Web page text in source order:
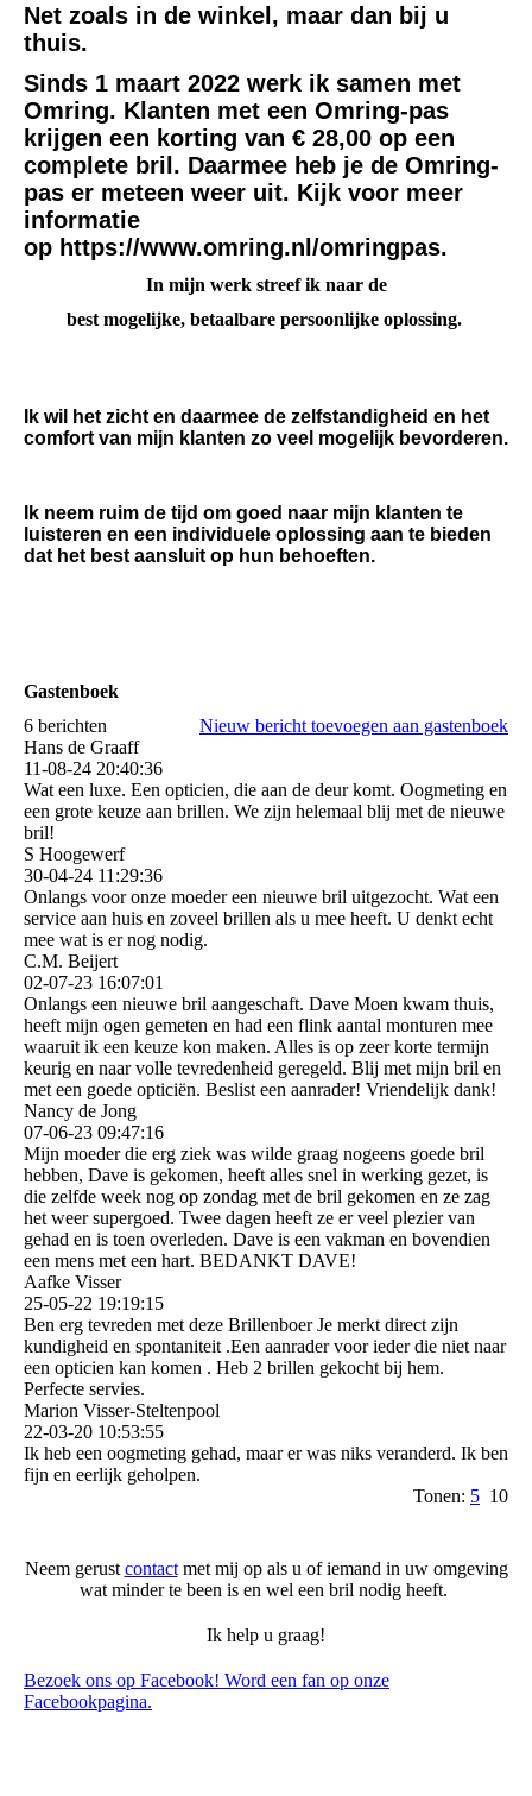
Net zoals in de winkel, maar dan bij u
thuis.
Sinds 1 maart 2022 werk ik samen met
Omring. Klanten met een Omring-pas
krijgen een korting van € 28,00 op een
complete bril. Daarmee heb je de Omring-
pas er meteen weer uit. Kijk voor meer
informatie
op https://www.omring.nl/omringpas.
In mijn werk streef ik naar de
best mogelijke, betaalbare persoonlijke oplossing.
Ik wil het zicht en daarmee de zelfstandigheid en het
comfort van mijn klanten zo veel mogelijk bevorderen.
Ik neem ruim de tijd om goed naar mijn klanten te
luisteren en een individuele oplossing aan te bieden
dat het best aansluit op hun behoeften.
Gastenboek
6 berichten
Nieuw bericht toevoegen aan gastenboek
Hans de Graaff
11-08-24 20:40:36
Wat een luxe. Een opticien, die aan de deur komt. Oogmeting en
een grote keuze aan brillen. We zijn helemaal blij met de nieuwe
bril!
S Hoogewerf
30-04-24 11:29:36
Onlangs voor onze moeder een nieuwe bril uitgezocht. Wat een
service aan huis en zoveel brillen als u mee heeft. U denkt echt
mee wat is er nog nodig.
C.M. Beijert
02-07-23 16:07:01
Onlangs een nieuwe bril aangeschaft. Dave Moen kwam thuis,
heeft mijn ogen gemeten en had een flink aantal monturen mee
waaruit ik een keuze kon maken. Alles is op zeer korte termijn
keurig en naar volle tevredenheid geregeld. Blij met mijn bril en
met een goede opticiën. Beslist een aanrader! Vriendelijk dank!
Nancy de Jong
07-06-23 09:47:16
Mijn moeder die erg ziek was wilde graag nogeens goede bril
hebben, Dave is gekomen, heeft alles snel in werking gezet, is
die zelfde week nog op zondag met de bril gekomen en ze zag
het weer supergoed. Twee dagen heeft ze er veel plezier van
gehad en is toen overleden. Dave is een vakman en bovendien
een mens met een hart. BEDANKT DAVE!
Aafke Visser
25-05-22 19:19:15
Ben erg tevreden met deze Brillenboer Je merkt direct zijn
kundigheid en spontaniteit .Een aanrader voor ieder die niet naar
een opticien kan komen . Heb 2 brillen gekocht bij hem.
Perfecte servies.
Marion Visser-Steltenpool
22-03-20 10:53:55
Ik heb een oogmeting gehad, maar er was niks veranderd. Ik ben
fijn en eerlijk geholpen.
Tonen: 5 10
Neem gerust contactmet mij op als u of iemand in uw omgeving
wat minder te been is en wel een bril nodig heeft.
Ik help u graag!
Bezoek ons op Facebook! Word een fan op onze
Facebookpagina.